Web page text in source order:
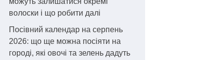
волоски і що робити далі
Посівний календар на серпень
2026: що ще можна посіяти на
городі, які овочі та зелень дадуть